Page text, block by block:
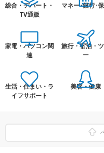
総合・デパート・
TV通販
マネー･銀行･
家電・パソコン関
連
旅行・宿泊・
ー
生活・住まい・ラ
イフサポート
美容・健康